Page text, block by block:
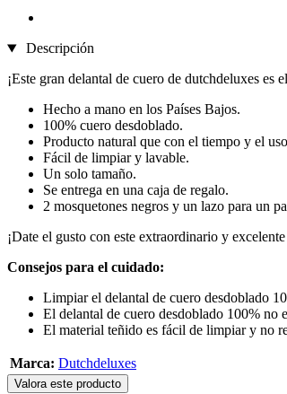
Descripción
¡Este gran delantal de cuero de dutchdeluxes
Hecho a mano en los Países Bajos.
100% cuero desdoblado.
Producto natural que con el tiempo y el
Fácil de limpiar y lavable.
Un solo tamaño.
Se entrega en una caja de regalo.
2 mosquetones negros y un lazo para un
¡Date el gusto con este extraordinario y
Consejos para el cuidado:
Limpiar el delantal de cuero desdoblado
El delantal de cuero desdoblado 100% no
El material teñido es fácil de limpiar y no
Marca: Dutchdeluxes
Valora este producto